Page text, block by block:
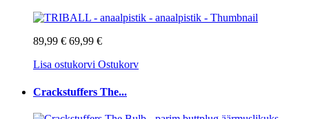
89,99 € 69,99 €
Lisa ostukorvi Ostukorv
Crackstuffers The...